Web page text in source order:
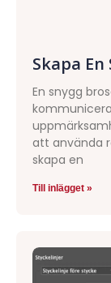
Skapa
En snygg
att använda
skapa en
Till inlägget »